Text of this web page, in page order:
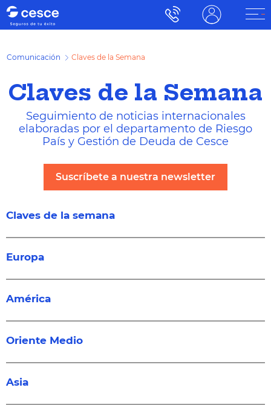
Comunicación Claves de la Semana
Claves de la Semana
Seguimiento de noticias internacionales
elaboradas por el departamento de Riesgo
País y Gestión de Deuda de Cesce
Suscríbete a nuestra newsletter
Claves de la semana
Europa
América
Oriente Medio
Asia